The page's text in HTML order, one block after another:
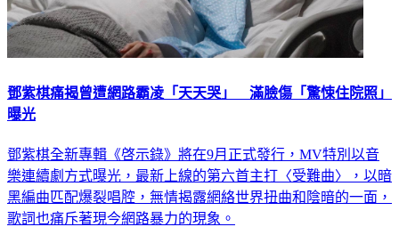
鄧紫棋痛揭曾遭網路霸凌「天天哭」 滿臉傷「驚悚住院照」
鄧紫棋全新專輯《啓示錄》將在9月正式發行，MV特別以音
樂連續劇方式曝光，最新上線的第六首主打〈受難曲〉，以暗
黑編曲匹配爆裂唱腔，無情揭露網絡世界扭曲和陰暗的一面，